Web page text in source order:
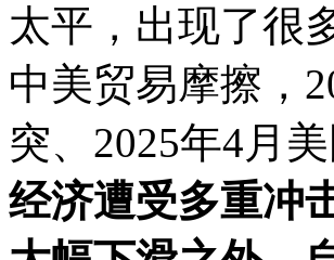
太平，出现了很
中美贸易摩擦，
突、2025年4月
经济遭受多重冲